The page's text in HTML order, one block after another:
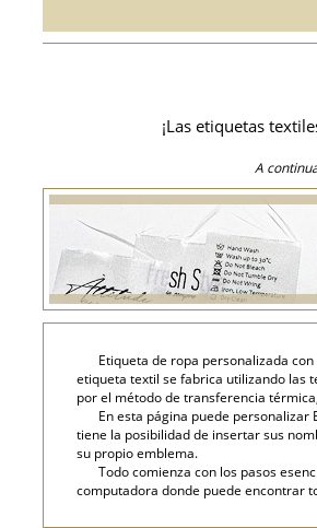
¡Las etiquetas
A
Etiqueta de ropa personalizada
etiqueta textil se fabrica utilizando las
por el método de transferencia
En esta página puede
tiene la posibilidad de insertar sus
su propio emblema.
Todo comienza con los pasos
computadora donde puede encontrar